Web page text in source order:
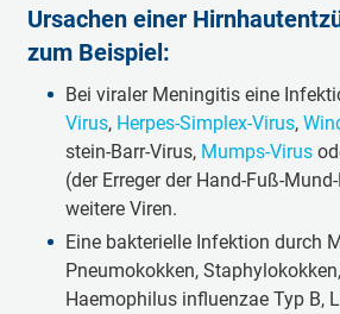
Ur­sa­chen ei­ner
zum Bei­spiel:
Bei vi­ra­ler Me­nin­gi­tis ei­ne
Vi­rus, Her­pes-Sim­plex-Vi­rus,
stein-Barr-Vi­rus, Mumps-Vi­rus
(der Er­re­ger der Hand-Fuß-
wei­te­re Vi­ren.
Ei­ne bak­te­ri­el­le In­fek­ti­on durch
Pneu­mo­kok­ken,
Hae­mo­phi­lus in­flu­en­zae Typ B,